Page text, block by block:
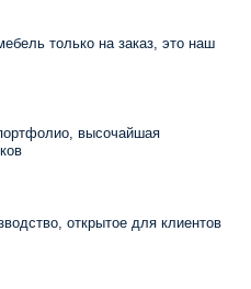
только на заказ, это наш
высочайшая
открытое для клиентов